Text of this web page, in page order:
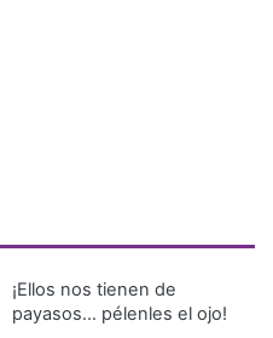
¡Ellos nos tienen de
payasos… pélenles el ojo!